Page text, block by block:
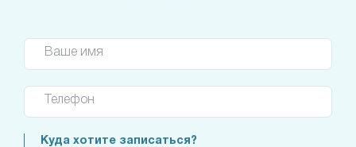
Ваше имя
Телефон
Куда хотите записаться?